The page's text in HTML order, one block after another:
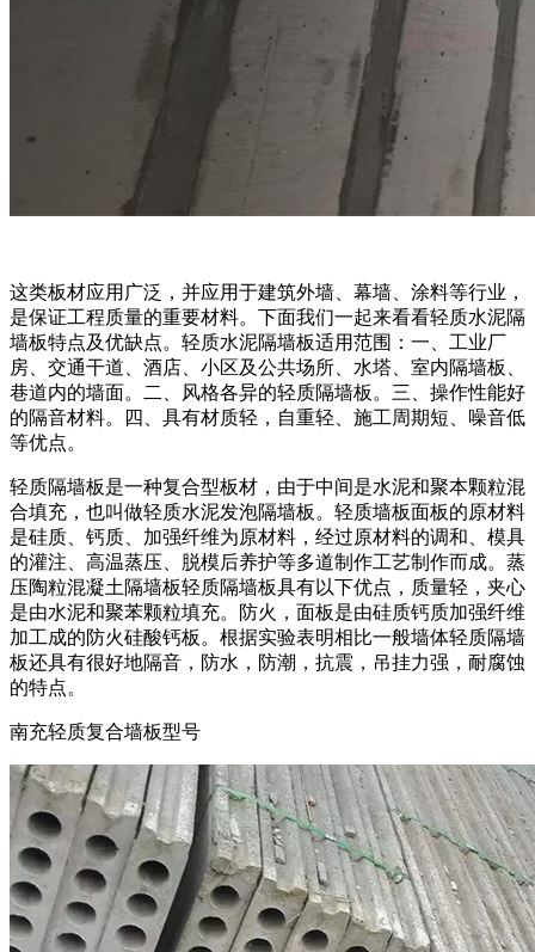
这类板材应用广泛，并应用于建筑外墙、幕墙、涂料等行业，
是保证工程质量的重要材料。下面我们一起来看看轻质水泥隔
墙板特点及优缺点。轻质水泥隔墙板适用范围：一、工业厂
房、交通干道、酒店、小区及公共场所、水塔、室内隔墙板、
巷道内的墙面。二、风格各异的轻质隔墙板。三、操作性能好
的隔音材料。四、具有材质轻，自重轻、施工周期短、噪音低
等优点。
轻质隔墙板是一种复合型板材，由于中间是水泥和聚本颗粒混
合填充，也叫做轻质水泥发泡隔墙板。轻质墙板面板的原材料
是硅质、钙质、加强纤维为原材料，经过原材料的调和、模具
的灌注、高温蒸压、脱模后养护等多道制作工艺制作而成。蒸
压陶粒混凝土隔墙板轻质隔墙板具有以下优点，质量轻，夹心
是由水泥和聚苯颗粒填充。防火，面板是由硅质钙质加强纤维
加工成的防火硅酸钙板。根据实验表明相比一般墙体轻质隔墙
板还具有很好地隔音，防水，防潮，抗震，吊挂力强，耐腐蚀
的特点。
南充轻质复合墙板型号